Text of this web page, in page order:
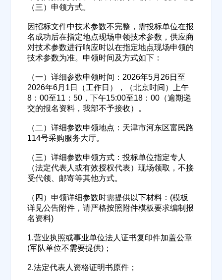
（三）申领方式。
因招标文件中技术参数不完整，需投标单位在报
名成功后在指定地点现场申领技术参数，供应商
对技术参数进行响应时以在指定地点现场申领的
技术参数为准。申领时间及方式如下：
（一）详细参数申领时间：2026年5月26日至
2026年6月1日（工作日），（北京时间）上午
8：00至11：50，下午15:00至18：00（逾期递
交的报名资料，我部不予接收）。
（二）详细参数申领地点：天津市河东区富民路
114号采购服务大厅。
（三）详细参数申领方式：投标单位指定专人
（法定代表人或有效授权代表）现场领取，不接
受代领、邮寄等其他方式。
（四）申领详细参数时需提供以下材料：(模板
详见公告附件，请严格按照附件模板要求编制报
名资料)
1.营业执照或事业单位法人证书复印件加盖公章
(军队单位不需要提供)；
2.法定代表人资格证明书原件；